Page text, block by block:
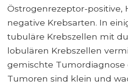
Östrogenrezeptor-positive,
negative Krebsarten. In
tubuläre Krebszellen mit
lobulären Krebszellen
gemischte Tumordiagnose
Tumoren sind klein und